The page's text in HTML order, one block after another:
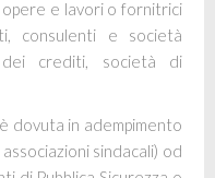
opere e lavori o fornitrici
consulenti e società
crediti, società di
dovuta in adempimento
sindacali) od